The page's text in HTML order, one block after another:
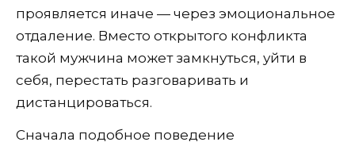
проявляется иначе — через эмоциональное
отдаление. Вместо открытого конфликта
такой мужчина может замкнуться, уйти в
себя, перестать разговаривать и
дистанцироваться.
Сначала подобное поведение